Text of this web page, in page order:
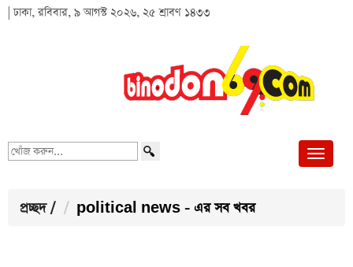
| ঢাকা, রবিবার, ৯ আগস্ট ২০২৬, ২৫ শ্রাবণ ১৪৩৩
খোঁজ
প্রচ্ছদ / political news - এর সব খবর